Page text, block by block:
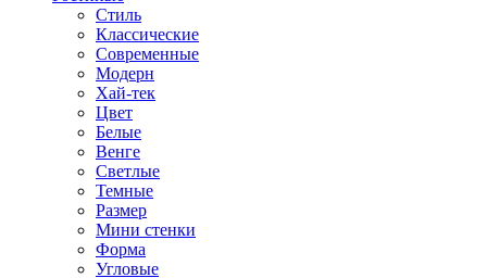
Стиль
Классические
Современные
Модерн
Хай-тек
Цвет
Белые
Венге
Светлые
Темные
Размер
Мини стенки
Форма
Угловые